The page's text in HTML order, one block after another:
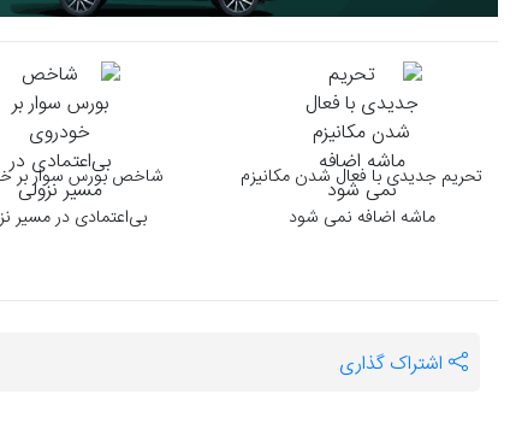
تحریم جدیدی با فعال شدن مکانیزم
ماشه اضافه نمی شود
شاخص بورس سوار بر
بی‌اعتمادی در مسیر
اشتراک گذاری